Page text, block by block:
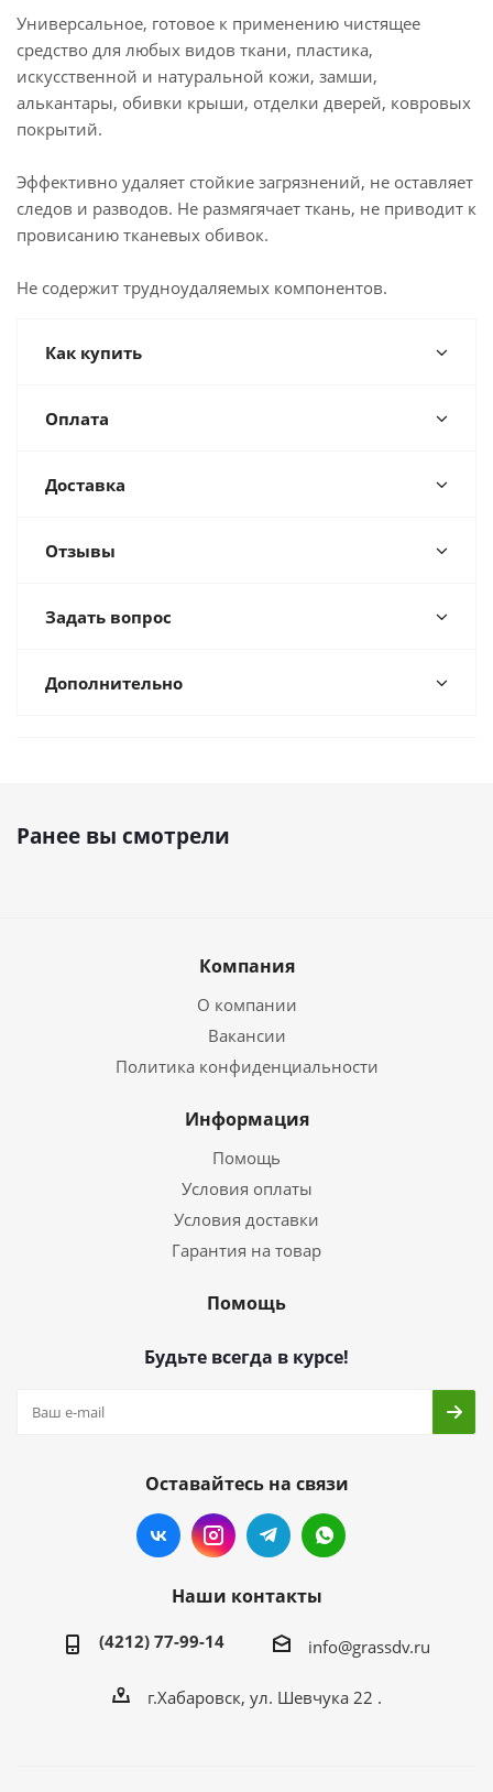
Универсальное, готовое к применению чистящее
средство для любых видов ткани, пластика,
искусственной и натуральной кожи, замши,
алькантары, обивки крыши, отделки дверей, ковровых
покрытий.
Эффективно удаляет стойкие загрязнений, не оставляет
следов и разводов. Не размягячает ткань, не приводит к
провисанию тканевых обивок.
Не содержит трудноудаляемых компонентов.
Как купить
Оплата
Доставка
Отзывы
Задать вопрос
Дополнительно
Ранее вы смотрели
Компания
О компании
Вакансии
Политика конфиденциальности
Информация
Помощь
Условия оплаты
Условия доставки
Гарантия на товар
Помощь
Будьте всегда в курсе!
Оставайтесь на связи
Наши контакты
(4212) 77-99-14 info@grassdv.ru
г.Хабаровск, ул. Шевчука 22 .